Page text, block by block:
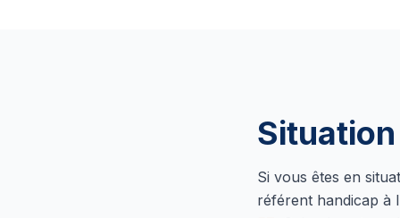
Si vous êtes en
référent handicap à